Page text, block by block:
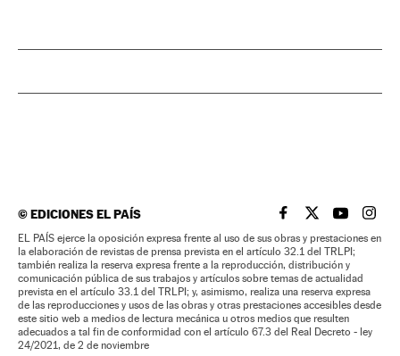
©EDICIONES EL PAÍS EL PAÍS BRASIL EN
EL PAÍSEL PAÍS
EL
EL PAÍS ejerce la oposición expresa frente al uso de sus obras y prestaciones en
la elaboración de revistas de prensa prevista en el artículo 32.1 del TRLPI;
también realiza la reserva expresa frente a la reproducción, distribución y
comunicación pública de sus trabajos y artículos sobre temas de actualidad
prevista en el artículo 33.1 del TRLPI; y, asimismo, realiza una reserva expresa
de las reproducciones y usos de las obras y otras prestaciones accesibles desde
este sitio web a medios de lectura mecánica u otros medios que resulten
adecuados a tal fin de conformidad con el artículo 67.3 del Real Decreto - ley
24/2021, de 2 de noviembre